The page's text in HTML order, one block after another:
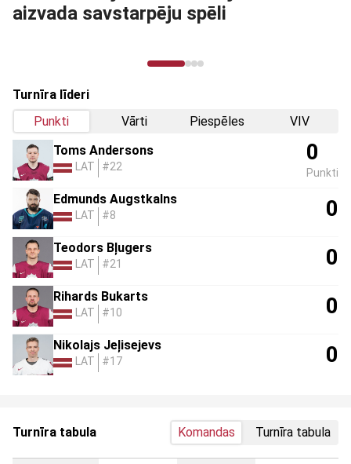
aizvada savstarpēju spēli
Turnīra līderi
Punkti
Vārti Piespēles
VIV
Toms Andersons
LAT #22
0
Punkti
Edmunds Augstkalns
LAT #8 0
Teodors Bļugers
LAT #21 0
Rihards Bukarts
LAT #10 0
Nikolajs Jeļisejevs
LAT #17 0
Turnīra tabula Komandas Turnīra tabula